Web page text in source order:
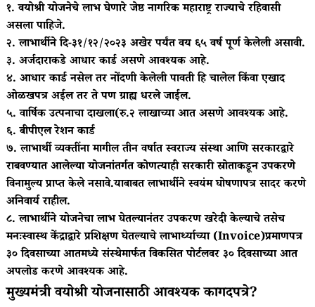
१. वयोश्री योजनेचे लाभ घेणारे जेष्ठ नागरिक महाराष्ट्र राज्याचे रहिवासी
असला पाहिजे.
२. लाभार्थीने दि-३१/१२/२०२३ अखेर पर्यंत वय ६५ वर्ष पूर्ण केलेली असावी.
३. अर्जदाराकडे आधार कार्ड असणे आवश्यक आहे.
४. आधार कार्ड नसेल तर नोंदणी केलेली पावती हि चालेल किंवा एखाद
ओळखपत्र अईल तर ते पण ग्राह्य धरले जाईल.
५. वार्षिक उत्पनाचा दाखला(रु.२ लाखाच्या आत असणे आवश्यक आहे.
६. बीपीएल रेशन कार्ड
७. लाभार्थी व्यक्तींना मागील तीन वर्षात स्वराज्य संस्था आणि सरकारद्वारे
राबवण्यात आलेल्या योजनांतर्गत कोणत्याही सरकारी स्रोताकडून उपकरणे
विनामुल्य प्राप्त केले नसावे.याबाबत लाभार्थीने स्वयंम घोषणापत्र सादर करणे
अनिवार्य राहील.
८. लाभार्थीने योजनेचा लाभ घेतल्यानंतर उपकरण खरेदी केल्याचे तसेच
मनःस्वास्थ केंद्राद्वारे प्रशिक्षण घेतल्याचे लाभार्थ्याच्या (Invoice)प्रमाणपत्र
३० दिवसाच्या आतमध्ये संस्थेमार्फत विकसित पोर्टलवर ३० दिवसाच्या आत
अपलोड करणे आवश्यक आहे.
मुख्यमंत्री वयोश्री योजनासाठी आवश्यक कागदपत्रे?